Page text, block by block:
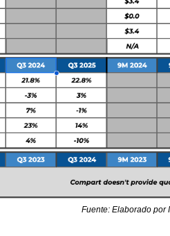
Fuente: Elaborado por